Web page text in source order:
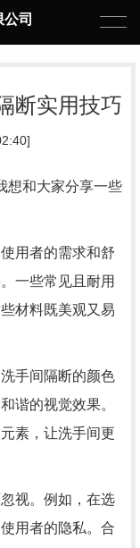
司
断实用技巧
想和大家分享一些
用者的需求和舒
一些常见且耐用
材料既美观又易
手间隔断的颜色
谐的视觉效果。
素，让洗手间更
视。例如，在选
用者的隐私。合